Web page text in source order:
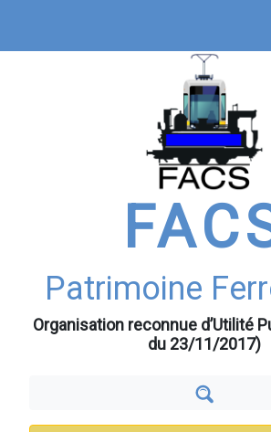
contenu
Patrimoine
Organisation reconnue d’Utilité
du 23/11/2017)
principale